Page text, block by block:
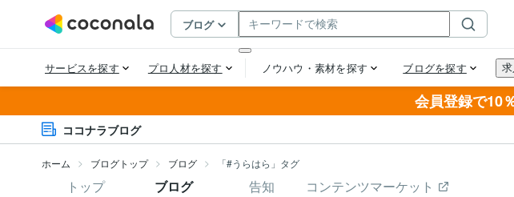
会員登録で10
ココナラブログ
ホーム ブログトップ ブログ 「#うらはら」タグ
トップ ブログ 告知 コンテンツマーケット